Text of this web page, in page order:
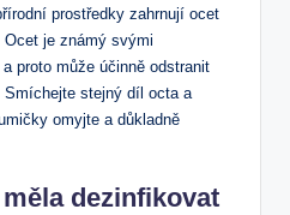
prostředky zahrnují ocet
je známý svými
proto může účinně odstranit
stejný díl octa a
omyjte a důkladně
dezinfikovat